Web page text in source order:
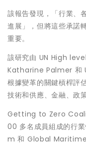
該報告發現，「行業、
進展」，但將這些承諾
重要。
該研究由 UN High
Katharine Palmer 和
根據變革的關鍵槓桿評
技術和供應、金融、政
Getting to Zero
00 多名成員組成的行
m 和 Global Maritime